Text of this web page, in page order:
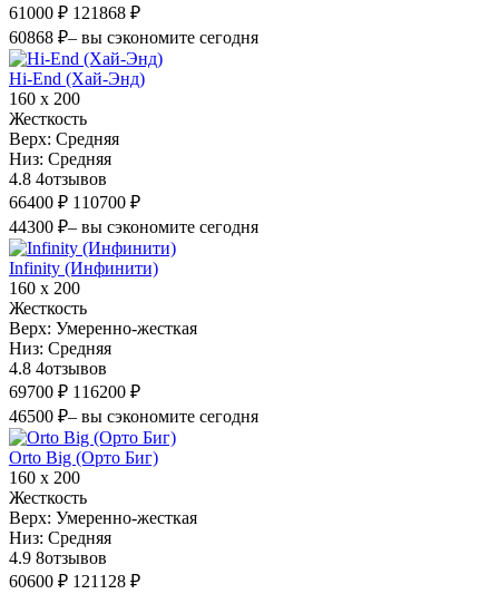
61000 ₽ 121868 ₽
60868 ₽– вы сэкономите сегодня
Hi-End (Хай-Энд)
160 х 200
Жесткость
Верх: Средняя
Низ: Средняя
4.8 4отзывов
66400 ₽ 110700 ₽
44300 ₽– вы сэкономите сегодня
Infinity (Инфинити)
160 х 200
Жесткость
Верх: Умеренно-жесткая
Низ: Средняя
4.8 4отзывов
69700 ₽ 116200 ₽
46500 ₽– вы сэкономите сегодня
Orto Big (Орто Биг)
160 х 200
Жесткость
Верх: Умеренно-жесткая
Низ: Средняя
4.9 8отзывов
60600 ₽ 121128 ₽